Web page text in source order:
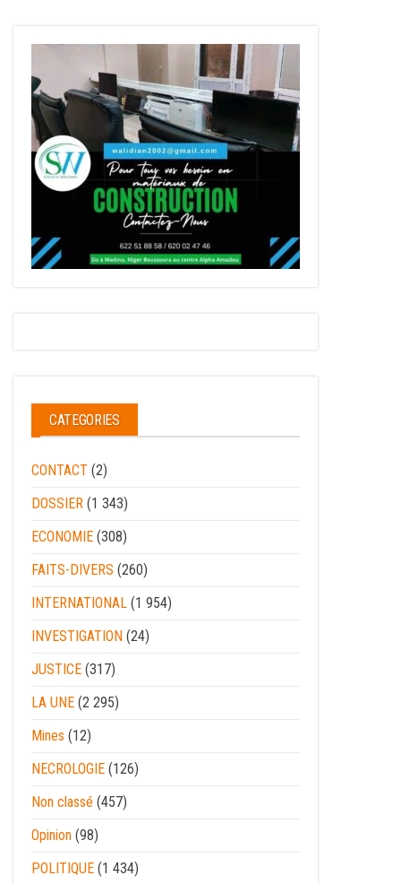
CATEGORIES
CONTACT (2)
DOSSIER (1 343)
ECONOMIE (308)
FAITS-DIVERS (260)
INTERNATIONAL (1 954)
INVESTIGATION (24)
JUSTICE (317)
LA UNE (2 295)
Mines (12)
NECROLOGIE (126)
Non classé (457)
Opinion (98)
POLITIQUE (1 434)